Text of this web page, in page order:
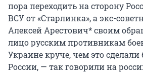
пора переходить на сторону
ВСУ от «Старлинка», а экс-
Алексей Арестович* своим
лицо русским противникам
Украине круче, чем это
России, — так говорили на